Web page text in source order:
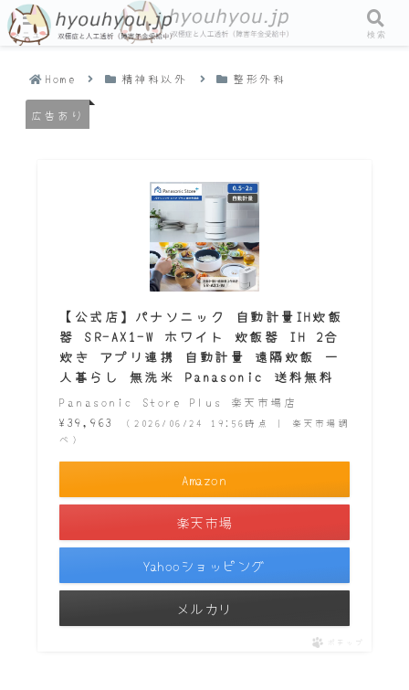
Home 精神科以外 整形外科
広告あり
【公式店】パナソニック 自動計量IH炊飯
器 SR-AX1-W ホワイト 炊飯器 IH 2合
炊き アプリ連携 自動計量 遠隔炊飯 一
人暮らし 無洗米 Panasonic 送料無料
Panasonic Store Plus 楽天市場店
¥39,963
（2026/06/24 19:56時点 | 楽天市場調
べ）
Amazon
楽天市場
Yahooショッピング
メルカリ
ポチップ
メニュー 検索